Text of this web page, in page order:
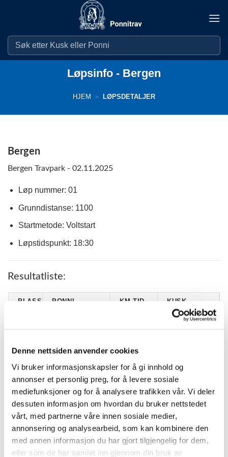
Denne nettsiden anvender cookies
Vi bruker informasjonskapsler for å gi innhold og
annonser et personlig preg, for å levere sosiale
mediefunksjoner og for å analysere trafikken vår. Vi deler
dessuten informasjon om hvordan du bruker nettstedet
vårt, med partnerne våre innen sosiale medier,
annonsering og analysearbeid, som kan kombinere den
med annen informasjon du har gjort tilgjengelig for dem,
eller som de har samlet inn gjennom din bruk av
Løpsinfo - Bergen
HJEM » LØPSDETALJER
Bergen
Bergen Travpark - 02.11.2025
Løp nummer: 01
Grunndistanse: 1100
Startmetode: Voltstart
Løpstidspunkt: 18:30
Resultatliste:
PLASS PONNI KM.TID. KUSK
1 2.01,0
KORNELIA
2
FORSTMANN
LILJA
2.54,9
ANGELL-
HANSEN
VICTORIA T. 2.55,2 G
EVA
SKAGSETH
BRINGE
4
KUMLABY
OCTAVIA (S)
2.42,6 G
MARTE BORGE
SKJERVHEIM
5 JAKOP FRA ØYA 3.17,4 G
KÅRE MAGNUS